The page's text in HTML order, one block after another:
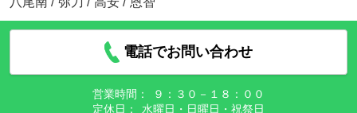
電話でお問い合わせ
営業時間：
９：３０－１８：００
定休日：
水曜日・日曜日・祝祭日